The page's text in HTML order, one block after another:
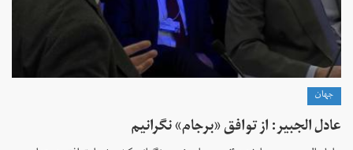
جهان
عادل الجبیر: از توافق «برجام» نگرانیم